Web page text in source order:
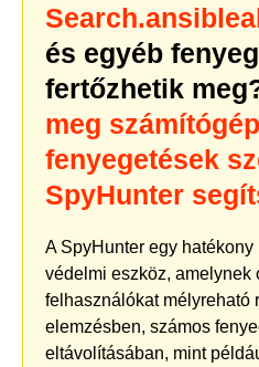
és egyéb
fertőzhetik
meg
fenyegetések
SpyHunter
A SpyHunter egy
védelmi eszköz, amelynek
felhasználókat mélyreható
elemzésben, számos
eltávolításában, mint